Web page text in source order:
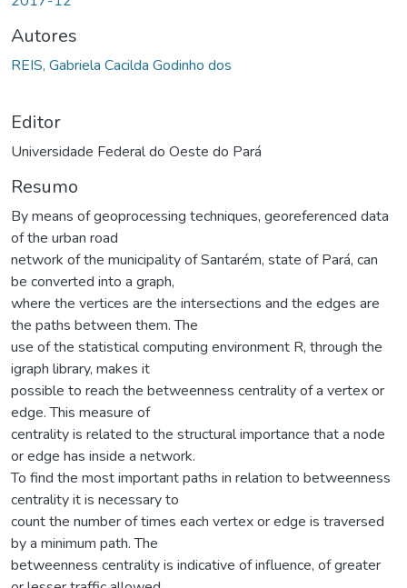
Autores
REIS, Gabriela Cacilda Godinho dos
Editor
Universidade Federal do Oeste do Pará
Resumo
By means of geoprocessing techniques, georeferenced data
of the urban road
network of the municipality of Santarém, state of Pará, can
be converted into a graph,
where the vertices are the intersections and the edges are
the paths between them. The
use of the statistical computing environment R, through the
igraph library, makes it
possible to reach the betweenness centrality of a vertex or
edge. This measure of
centrality is related to the structural importance that a node
or edge has inside a network.
To find the most important paths in relation to betweenness
centrality it is necessary to
count the number of times each vertex or edge is traversed
by a minimum path. The
betweenness centrality is indicative of influence, of greater